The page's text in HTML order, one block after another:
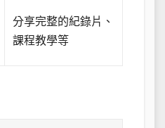
分享完整的紀錄片、
課程教學等